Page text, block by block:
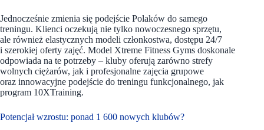
Jednocześnie zmienia się podejście Polaków do samego
treningu. Klienci oczekują nie tylko nowoczesnego sprzętu,
ale również elastycznych modeli członkostwa, dostępu 24/7
i szerokiej oferty zajęć. Model Xtreme Fitness Gyms doskonale
odpowiada na te potrzeby – kluby oferują zarówno strefy
wolnych ciężarów, jak i profesjonalne zajęcia grupowe
oraz innowacyjne podejście do treningu funkcjonalnego, jak
program 10XTraining.
Potencjał wzrostu: ponad 1 600 nowych klubów?